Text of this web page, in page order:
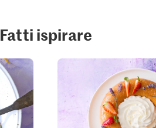
Fatti ispirare